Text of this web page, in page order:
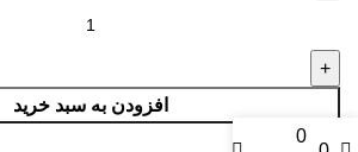
افزودن به سبد خرید
0